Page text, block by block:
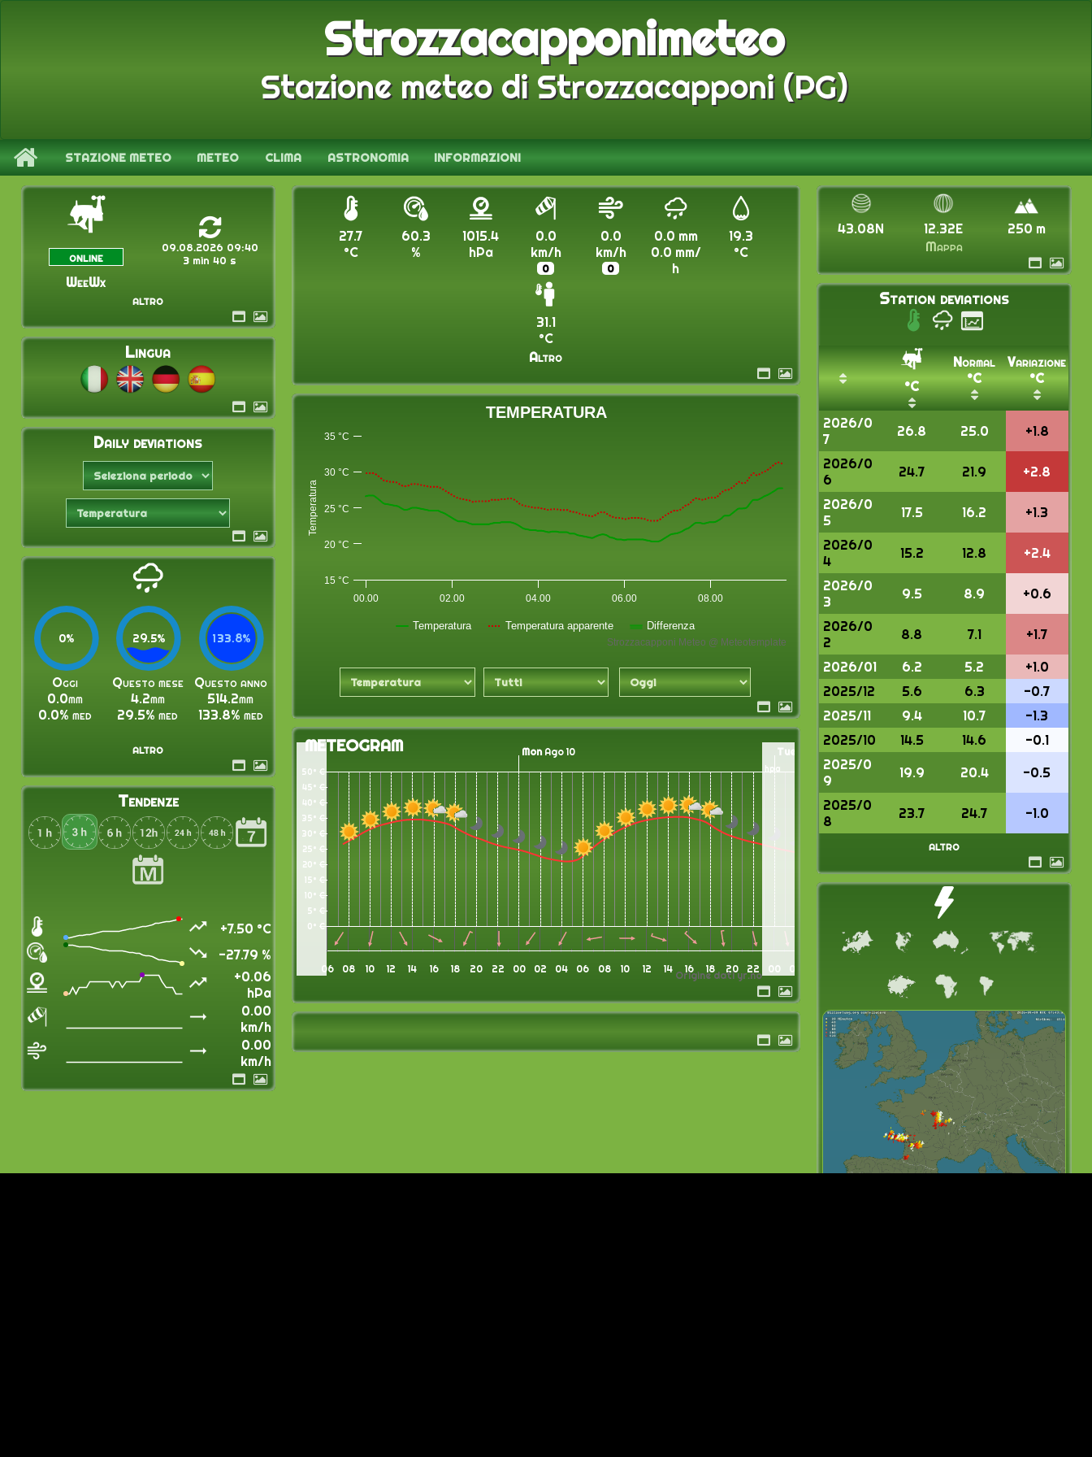
Strozzacapponimeteo
Stazione meteo di Strozzacapponi (PG)
STAZIONE METEO METEO CLIMA ASTRONOMIA INFORMAZIONI
online
WeeWx
09.08.2026 09:40
3 min 40 s
altro
Lingua
Daily deviations
0%
0%
Oggi
0.0mm
0.0% med
29.5%
29.5%
Questo mese
4.2mm
29.5% med
133.8%
133.8%
Questo anno
514.2mm
133.8% med
altro
Tendenze
+7.50 °C
-27.79 %
+0.06
hPa
0.00
km/h
0.00
km/h
27.7
°C
60.3
%
1015.4
hPa
0.0
km/h
0
0.0
km/h
0
0.0 mm
0.0 mm/
h
19.3
°C
31.1
°C
Altro
Temperatura
TEMPERATURA
Temperatura Temperatura apparente Differenza
00.00 02.00 04.00 06.00 08.00
15 °C
20 °C
25 °C
30 °C
35 °C
Strozzacapponi Meteo @ Meteotemplate
Origine dati yr.no
METEOGRAM
hpa
0° C
5° C
10° C
15° C
20° C
25° C
30° C
35° C
40° C
45° C
50° C
06 08 10 12 14 16 18 20 22 00 02 04 06 08 10 12 14 16 18 20 22 00 02
MonAgo 10 Tue Ago 11
43.08N 12.32E
250 m
Mappa
Station deviations
°C
Normal
°C
Variazione
°C
2026/0
7
26.8 25.0
+1.8
2026/0
6
24.7 21.9
+2.8
2026/0
5
17.5 16.2
+1.3
2026/0
4
15.2 12.8
+2.4
2026/0
3
9.5 8.9
+0.6
2026/0
2
8.8 7.1
+1.7
2026/01
6.2 5.2
+1.0
2025/12
5.6 6.3
-0.7
2025/11
9.4 10.7
-1.3
2025/10
14.5 14.6
-0.1
2025/0
9
19.9 20.4
-0.5
2025/0
8
23.7 24.7
-1.0
altro